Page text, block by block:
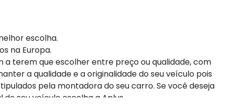
escolha.
na Europa.
a terem que escolher entre preço ou qualidade, com
a qualidade e a originalidade do seu veículo pois
pela montadora do seu carro. Se você deseja
seu veículo escolha a Aplus